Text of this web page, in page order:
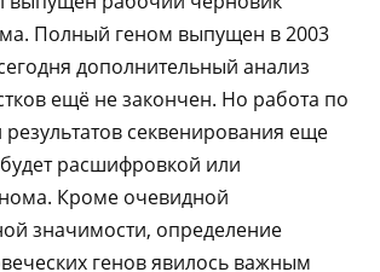
Полный геном выпущен в 2003
дополнительный анализ
ещё не закончен. Но работа по
секвенирования еще
расшифровкой или
Кроме очевидной
значимости, определение
генов явилось важным